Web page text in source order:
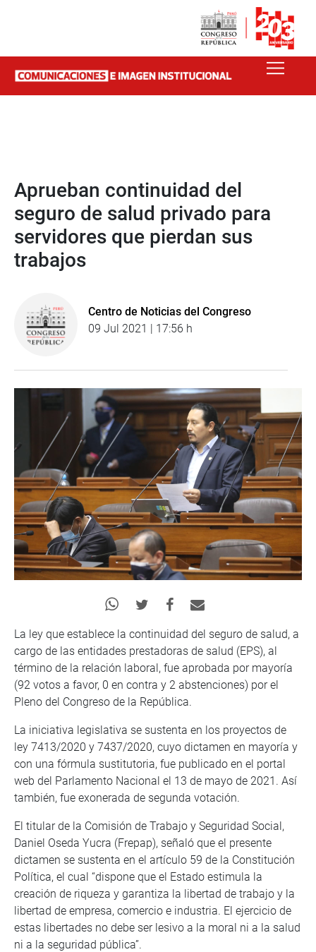
Aprueban continuidad del
seguro de salud privado para
servidores que pierdan sus
trabajos
Centro de Noticias del Congreso
09 Jul 2021 | 17:56 h
La ley que establece la continuidad del seguro de salud, a
cargo de las entidades prestadoras de salud (EPS), al
término de la relación laboral, fue aprobada por mayoría
(92 votos a favor, 0 en contra y 2 abstenciones) por el
Pleno del Congreso de la República.
La iniciativa legislativa se sustenta en los proyectos de
ley 7413/2020 y 7437/2020, cuyo dictamen en mayoría y
con una fórmula sustitutoria, fue publicado en el portal
web del Parlamento Nacional el 13 de mayo de 2021. Así
también, fue exonerada de segunda votación.
El titular de la Comisión de Trabajo y Seguridad Social,
Daniel Oseda Yucra (Frepap), señaló que el presente
dictamen se sustenta en el artículo 59 de la Constitución
Política, el cual “dispone que el Estado estimula la
creación de riqueza y garantiza la libertad de trabajo y la
libertad de empresa, comercio e industria. El ejercicio de
estas libertades no debe ser lesivo a la moral ni a la salud
ni a la seguridad pública”.